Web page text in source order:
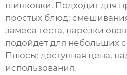
шинковки. Подходит для
простых блюд:
замеса теста, нарезки
подойдет для небольших
Плюсы: доступная цена,
использования.